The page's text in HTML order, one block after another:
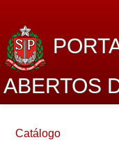
ABERTOS
Sobre o projeto
Catálogo